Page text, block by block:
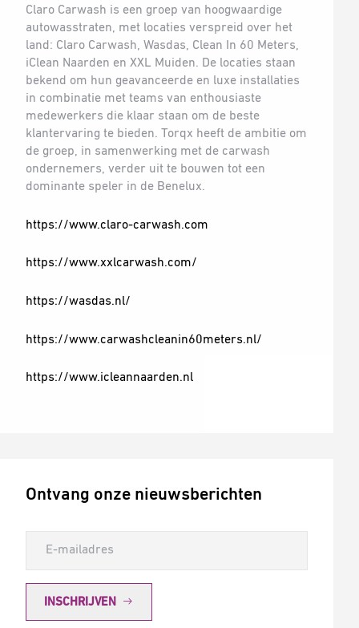
Claro Carwash is een groep van hoogwaardige
autowasstraten, met locaties verspreid over het
land: Claro Carwash, Wasdas, Clean In 60 Meters,
iClean Naarden en XXL Muiden. De locaties staan
bekend om hun geavanceerde en luxe installaties
in combinatie met teams van enthousiaste
medewerkers die klaar staan om de beste
klantervaring te bieden. Torqx heeft de ambitie om
de groep, in samenwerking met de carwash
ondernemers, verder uit te bouwen tot een
dominante speler in de Benelux.
https://www.claro-carwash.com
https://www.xxlcarwash.com/
https://wasdas.nl/
https://www.carwashcleanin60meters.nl/
https://www.icleannaarden.nl
Ontvang onze nieuwsberichten
INSCHRIJVEN